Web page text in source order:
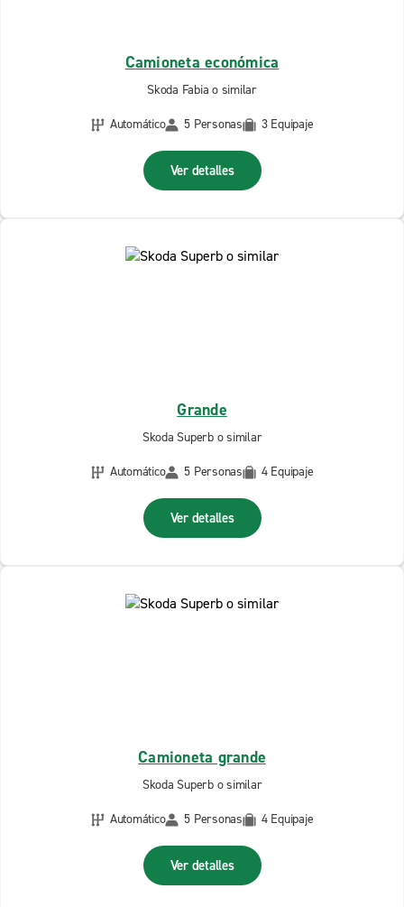
Camioneta económica
Skoda Fabia o similar
Automático
5 Personas 3 Equipaje
Ver detalles
Grande
Skoda Superb o similar
Automático
5 Personas 4 Equipaje
Ver detalles
Camioneta grande
Skoda Superb o similar
Automático
5 Personas 4 Equipaje
Ver detalles